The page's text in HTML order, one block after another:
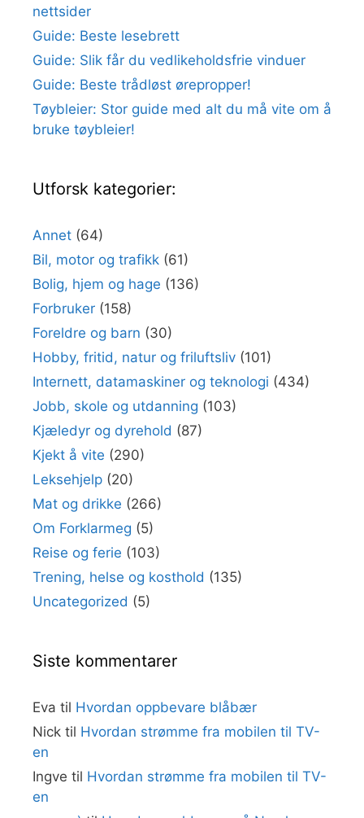
nettsider
Guide: Beste lesebrett
Guide: Slik får du vedlikeholdsfrie vinduer
Guide: Beste trådløst ørepropper!
Tøybleier: Stor guide med alt du må vite om å
bruke tøybleier!
Utforsk kategorier:
Annet (64)
Bil, motor og trafikk (61)
Bolig, hjem og hage (136)
Forbruker (158)
Foreldre og barn (30)
Hobby, fritid, natur og friluftsliv (101)
Internett, datamaskiner og teknologi (434)
Jobb, skole og utdanning (103)
Kjæledyr og dyrehold (87)
Kjekt å vite (290)
Leksehjelp (20)
Mat og drikke (266)
Om Forklarmeg (5)
Reise og ferie (103)
Trening, helse og kosthold (135)
Uncategorized (5)
Siste kommentarer
Eva til Hvordan oppbevare blåbær
Nick til Hvordan strømme fra mobilen til TV-
en
Ingve til Hvordan strømme fra mobilen til TV-
en